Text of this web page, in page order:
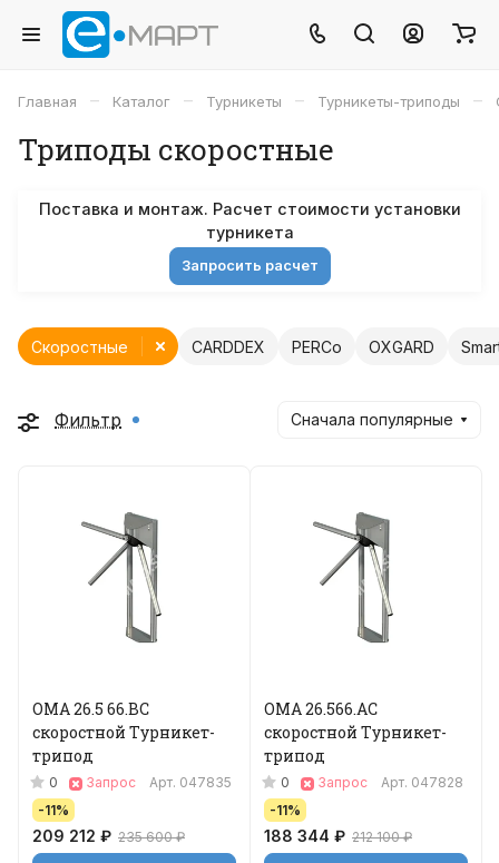
Главная – Каталог – Турникеты – Турникеты-триподы –
Триподы скоростные
Поставка и монтаж. Расчет стоимости установки
турникета
Запросить расчет
CARDDEX PERCo OXGARD
Скоростные
Фильтр Сначала популярные
ОМА 26.5 66.BC
скоростной Турникет-
трипод
0 Запрос Арт. 047835
-11%
209 212 ₽ 235 600 ₽
ОМА 26.566.AC
скоростной Турникет-
трипод
0 Запрос Арт. 047828
-11%
188 344 ₽ 212 100 ₽